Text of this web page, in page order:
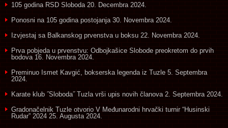
105 godina RSD Sloboda 20. Decembra 2024.
Ponosni na 105 godina postojanja 30. Novembra 2024.
Izvjestaj sa Balkanskog prvenstva u boksu 22. Novembra 2024.
Prva pobjeda u prvenstvu: Odbojkašice Slobode preokretom do prvih
bodova 16. Novembra 2024.
Preminuo Ismet Kavgić, bokserska legenda iz Tuzle 5. Septembra
2024.
Karate klub ˝Sloboda˝ Tuzla vrši upis novih članova 2. Septembra 2024.
Gradonačelnik Tuzle otvorio V Međunarodni hrvački turnir “Husinski
Rudar” 2024 25. Augusta 2024.